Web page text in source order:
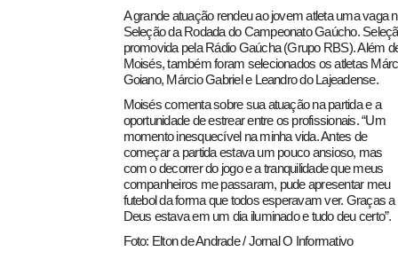
A grande atuação rendeu ao jovem atleta uma vaga
Seleção da Rodada do Campeonato Gaúcho.
promovida pela Rádio Gaúcha (Grupo RBS). Além
Moisés, também foram selecionados os atletas
Goiano, Márcio Gabriel e Leandro do Lajeadense.
Moisés comenta sobre sua atuação na partida e a
oportunidade de estrear entre os profissionais. “Um
momento inesquecível na minha vida. Antes de
começar a partida estava um pouco ansioso, mas
com o decorrer do jogo e a tranquilidade que meus
companheiros me passaram, pude apresentar meu
futebol da forma que todos esperavam ver. Graças a
Deus estava em um dia iluminado e tudo deu certo”.
Foto: Elton de Andrade / Jornal O Informativo